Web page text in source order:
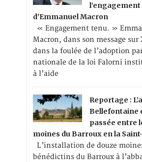
d’Emmanuel Macron
« Engagement tenu. »
Macron, dans son message sur
dans la foulée de l’adoption
nationale de la loi Falorni
à l’aide
Reportage :
Bellefontaine
passée entre
moines du Barroux en la
L’installation de douze
bénédictins du Barroux à